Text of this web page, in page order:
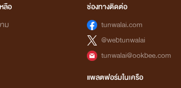
ลือ
ม
ช่องทางติดต่อ
tunwalai.com
@webtunwalai
tunwalai@ookbee.com
แพลตฟอร์มในเครือ